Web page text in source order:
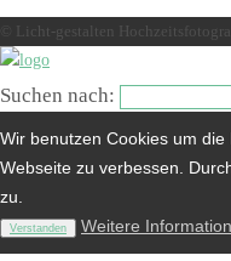
© Licht-gestalten
Suchen nach:
Wir benutzen Cookies um
Webseite zu verbessen.
zu.
Verstanden Weitere